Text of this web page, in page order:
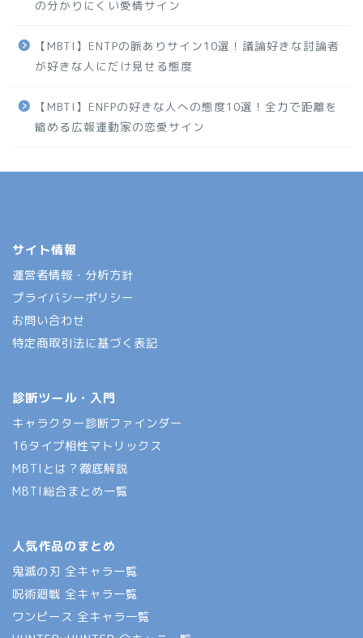
の分かりにくい愛情サイン
【MBTI】ENTPの脈ありサイン10選！議論好きな討論者
が好きな人にだけ見せる態度
【MBTI】ENFPの好きな人への態度10選！全力で距離を
縮める広報運動家の恋愛サイン
サイト情報
運営者情報・分析方針
プライバシーポリシー
お問い合わせ
特定商取引法に基づく表記
診断ツール・入門
キャラクター診断ファインダー
16タイプ相性マトリックス
MBTIとは？徹底解説
MBTI総合まとめ一覧
人気作品のまとめ
鬼滅の刃 全キャラ一覧
呪術廻戦 全キャラ一覧
ワンピース 全キャラ一覧